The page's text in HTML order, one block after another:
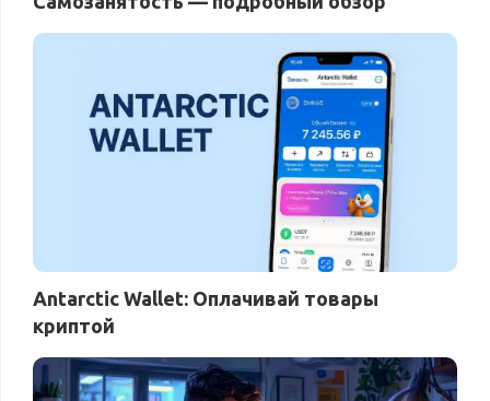
Antarctic Wallet: Оплачивай товары
криптой